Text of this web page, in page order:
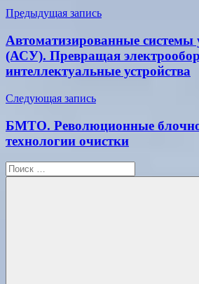
Навигация
по
записям
Предыдущая запись
Автоматизированные системы
(АСУ). Превращая
интеллектуальные устройства
Следующая запись
БМТО. Революционные
технологии очистки
Поиск
для: